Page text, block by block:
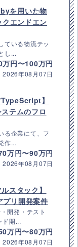
を用いた物
エンドエン
ている物流テッ
し...
万円〜100万円
2026年08月07日
】
テムのフロ
る企業にて、フ
作...
万円〜90万円
2026年08月07日
スタック】
リ開発案件
開発・テスト
ド開...
万円〜80万円
2026年08月07日